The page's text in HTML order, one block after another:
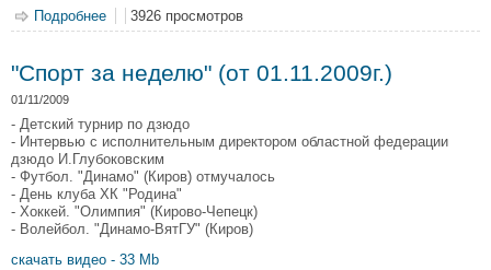
Подробнее о Законы сохранения
3926 просмотров
"Спорт за неделю" (от 01.11.2009г.)
01/11/2009
- Детский турнир по дзюдо
- Интервью с исполнительным директором областной федерации
дзюдо И.Глубоковским
- Футбол. "Динамо" (Киров) отмучалось
- День клуба ХК "Родина"
- Хоккей. "Олимпия" (Кирово-Чепецк)
- Волейбол. "Динамо-ВятГУ" (Киров)
скачать видео - 33 Mb